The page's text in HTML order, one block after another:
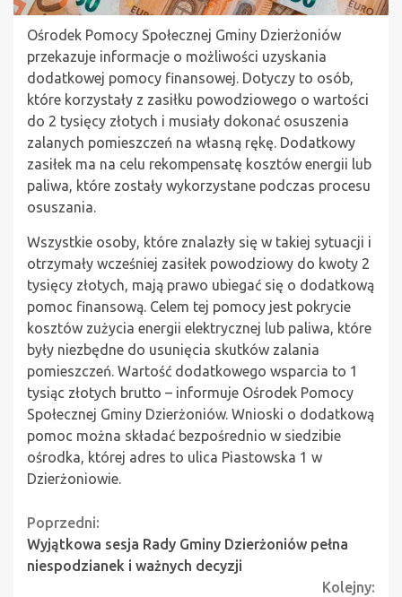
Ośrodek Pomocy Społecznej Gminy Dzierżoniów
przekazuje informacje o możliwości uzyskania
dodatkowej pomocy finansowej. Dotyczy to osób,
które korzystały z zasiłku powodziowego o wartości
do 2 tysięcy złotych i musiały dokonać osuszenia
zalanych pomieszczeń na własną rękę. Dodatkowy
zasiłek ma na celu rekompensatę kosztów energii lub
paliwa, które zostały wykorzystane podczas procesu
osuszania.
Wszystkie osoby, które znalazły się w takiej sytuacji i
otrzymały wcześniej zasiłek powodziowy do kwoty 2
tysięcy złotych, mają prawo ubiegać się o dodatkową
pomoc finansową. Celem tej pomocy jest pokrycie
kosztów zużycia energii elektrycznej lub paliwa, które
były niezbędne do usunięcia skutków zalania
pomieszczeń. Wartość dodatkowego wsparcia to 1
tysiąc złotych brutto – informuje Ośrodek Pomocy
Społecznej Gminy Dzierżoniów. Wnioski o dodatkową
pomoc można składać bezpośrednio w siedzibie
ośrodka, której adres to ulica Piastowska 1 w
Dzierżoniowie.
Continue
Reading
Poprzedni:
Wyjątkowa sesja Rady Gminy Dzierżoniów pełna
niespodzianek i ważnych decyzji
Kolejny: